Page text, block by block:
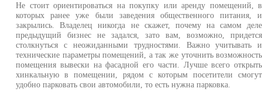
Не стоит ориентироваться на покупку или аренду помещений, в
которых ранее уже были заведения общественного питания, и
закрылись. Владелец никогда не скажет, почему на самом деле
предыдущий бизнес не задался, зато вам, возможно, придется
столкнуться с неожиданными трудностями. Важно учитывать и
технические параметры помещений, а так же уточнить возможность
помещения вывески на фасадной его части. Лучше всего открыть
хинкальную в помещении, рядом с которым посетители смогут
удобно парковать свои автомобили, то есть нужна парковка.